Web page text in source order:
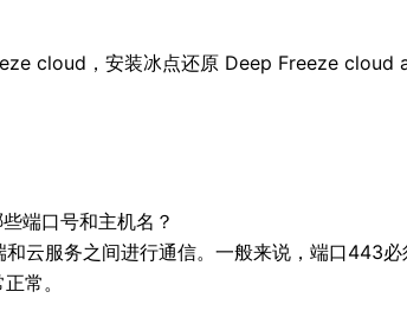
cloud，安装冰点还原 Deep Freeze cloud
端口号和主机名？
云服务之间进行通信。一般来说，端口443
常。